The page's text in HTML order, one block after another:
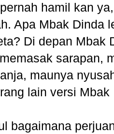
hamil kan
Apa Mbak Dinda
Di depan Mbak
sarapan,
maunya
lain versi
bagaimana